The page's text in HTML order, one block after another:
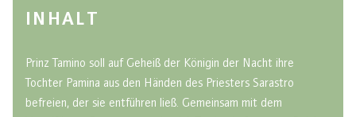
INHALT
Prinz Tamino soll auf Geheiß der Königin der Nacht ihre
Tochter Pamina aus den Händen des Priesters Sarastro
befreien, der sie entführen ließ. Gemeinsam mit dem